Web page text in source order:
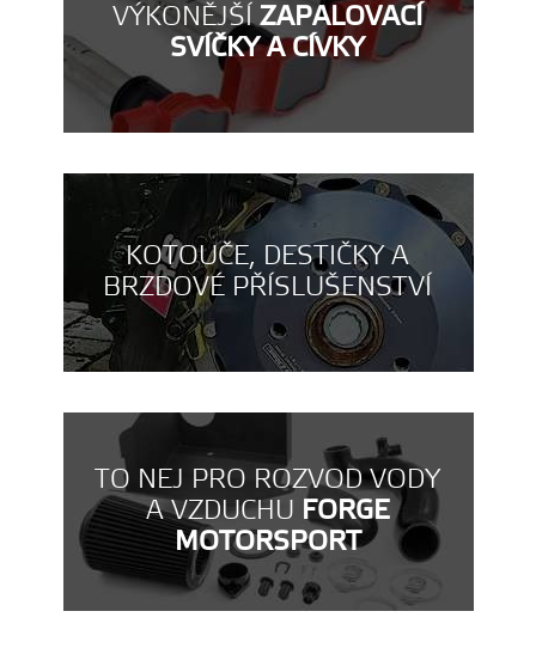
VÝKONĚJŠÍZAPALOVACÍ
SVÍČKY A CÍVKY
KOTOUČE, DESTIČKY A
BRZDOVÉ PŘÍSLUŠENSTVÍ
TO NEJ PRO ROZVOD VODY
A VZDUCHU FORGE
MOTORSPORT